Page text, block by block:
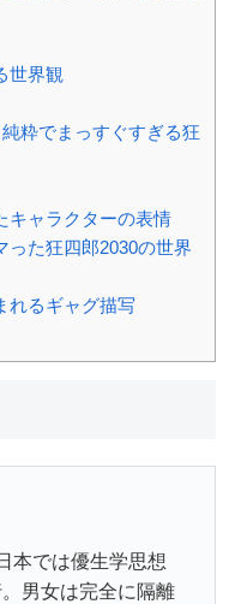
世界観
粋でまっすぐすぎる狂
キャラクターの表情
った狂四郎2030の世界
れるギャグ描写
本では優生学思想
男女は完全に隔離